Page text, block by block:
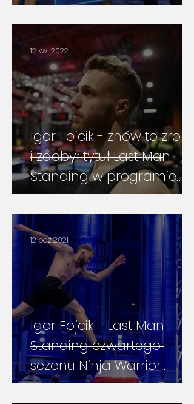
Polska
Igor Fojcik - znów to zrobił
i zdobył tytuł Last Man
Standing w programie
Ninja Warrior Polska
12 kwi 2022
Igor Fojcik - Last Man
Standing czwartego
sezonu Ninja Warrior
Polska - wywiad
12 paź 2021